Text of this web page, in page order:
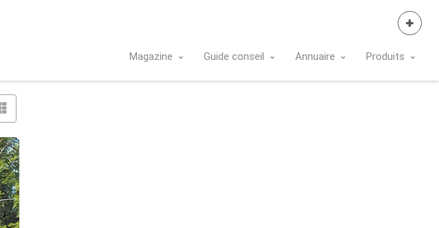
Magazine Guide conseil Annuaire Produits